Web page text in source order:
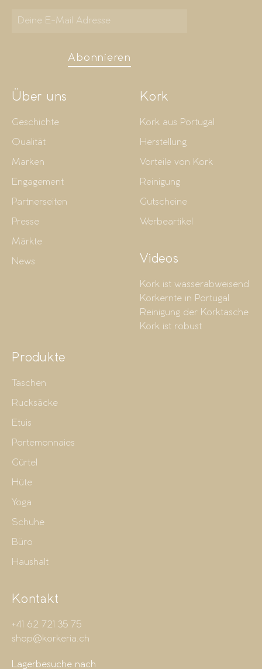
Abonnieren
Über uns
Geschichte
Qualität
Marken
Engagement
Partnerseiten
Presse
Märkte
News
Kork
Kork aus Portugal
Herstellung
Vorteile von Kork
Reinigung
Gutscheine
Werbeartikel
Videos
Kork ist wasserabweisend
Korkernte in Portugal
Reinigung der Korktasche
Kork ist robust
Produkte
Taschen
Rucksäcke
Etuis
Portemonnaies
Gürtel
Hüte
Yoga
Schuhe
Büro
Haushalt
Kontakt
+41 62 721 35 75
shop@korkeria.ch
Lagerbesuche nach